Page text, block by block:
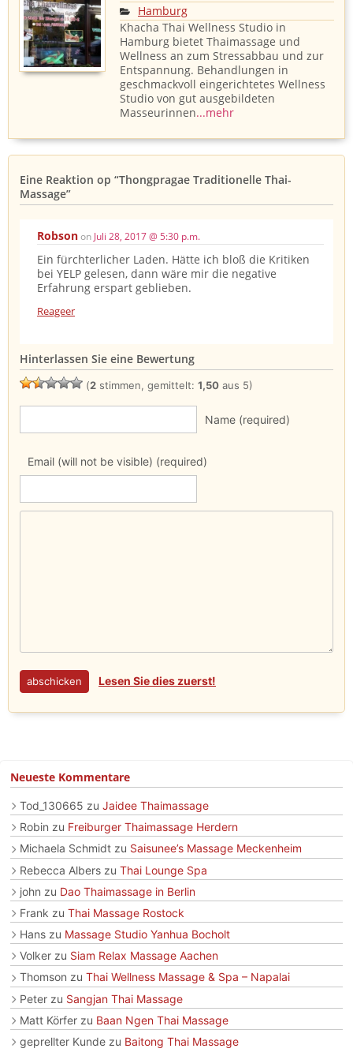
Hamburg
Khacha Thai Wellness Studio in
Hamburg bietet Thaimassage und
Wellness an zum Stressabbau und zur
Entspannung. Behandlungen in
geschmackvoll eingerichtetes Wellness
Studio von gut ausgebildeten
Masseurinnen...mehr
Eine Reaktion op “Thongpragae Traditionelle Thai-
Massage”
Robsonon Juli 28, 2017 @ 5:30 p.m.
Ein fürchterlicher Laden. Hätte ich bloß die Kritiken
bei YELP gelesen, dann wäre mir die negative
Erfahrung erspart geblieben.
Reageer
Hinterlassen Sie eine Bewertung
(2 stimmen, gemittelt: 1,50 aus 5)
Name (required)
Email (will not be visible) (required)
Lesen Sie dies zuerst!
Neueste Kommentare
Tod_130665 zu Jaidee Thaimassage
Robin zu Freiburger Thaimassage Herdern
Michaela Schmidt zu Saisunee’s Massage Meckenheim
Rebecca Albers zu Thai Lounge Spa
john zu Dao Thaimassage in Berlin
Frank zu Thai Massage Rostock
Hans zu Massage Studio Yanhua Bocholt
Volker zu Siam Relax Massage Aachen
Thomson zu Thai Wellness Massage & Spa – Napalai
Peter zu Sangjan Thai Massage
Matt Körfer zu Baan Ngen Thai Massage
geprellter Kunde zu Baitong Thai Massage